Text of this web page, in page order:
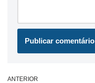
ANTERIOR